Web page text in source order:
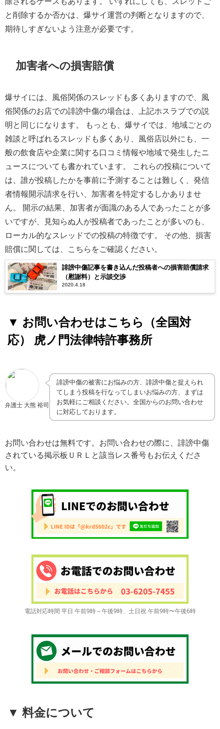
と削除するか否かは、爆サイ運営の判断となりますので、
期待しすぎないよう注意が必要です。
加害者への損害賠償
爆サイには、風俗関係のスレッドも多くありますので、風
俗関係のお店での誹謗中傷の場合は、上記ホスラブでの説
明と同じになります。 もっとも、爆サイでは、地域ごとの
雑談と呼ばれるスレッドも多くあり、風俗店以外にも、一
般の飲食店や企業に関する口コミ情報や地域で発生したニ
ュースについても書かれています。 これらの投稿について
は、誰が投稿したかを事前に予測することは難しく、発信
者情報開示請求を行い、加害者を特定するしかありませ
ん。 開示の結果、加害者が面識のある人であったことが多
いですが、見知らぬ人が投稿者であったことが多いのも、
ローカル的なスレッドでの投稿の特徴です。 その他、損害
賠償に関しては、こちらをご確認ください。
誹謗中傷記事を書き込んだ投稿者への損害賠償請求
（慰謝料）と示談交渉
2020.4.18
▼ お問い合わせはこちら（全国対
応） 虎ノ門法律特許事務所
弁護士 大熊 裕司
誹謗中傷の被害にお悩みの方、誹謗中傷と捉えられ
てしまう投稿を行なってしまいお悩みの方、まずは
お気軽にご相談ください。全国からのお問い合わせ
に対応しております。
お問い合わせは無料です。お問い合わせの際に、誹謗中傷
されている掲示板ＵＲＬと該当レス番号もお伝えくださ
い。
電話対応時間 平日 午前9時～午後9時、土日祝 午前9時〜午後6時
▼ 料金について